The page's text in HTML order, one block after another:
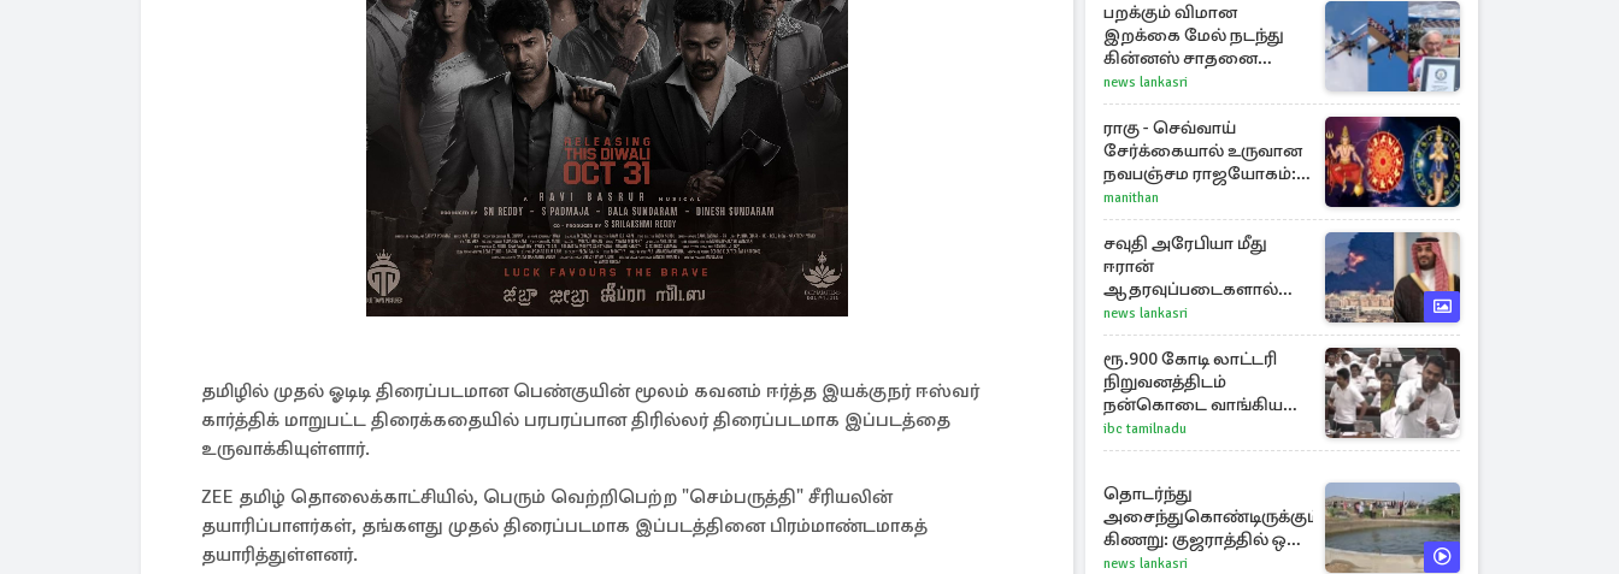
தமிழில் முதல் ஓடிடி திரைப்படமான பெண்குயின் மூலம் கவனம் ஈர்த்த இயக்குநர் ஈஸ்வர்
கார்த்திக் மாறுபட்ட திரைக்கதையில் பரபரப்பான திரில்லர் திரைப்படமாக இப்படத்தை
உருவாக்கியுள்ளார்.
ZEE தமிழ் தொலைக்காட்சியில், பெரும் வெற்றிபெற்ற "செம்பருத்தி" சீரியலின்
தயாரிப்பாளர்கள், தங்களது முதல் திரைப்படமாக இப்படத்தினை பிரம்மாண்டமாகத்
தயாரித்துள்ளனர்.
பறக்கும் விமான
இறக்கை மேல் நடந்து
கின்னஸ் சாதனை
படைத்த 97 வயது
மூதாட்டி
news lankasri
ராகு - செவ்வாய்
சேர்க்கையால் உருவான
நவபஞ்சம ராஜயோகம்:
அதிர்ஷ்டம் பெறும் 3
ராசிகள்!
manithan
சவுதி அரேபியா மீது
ஈரான்
ஆதரவுப்படைகளால்
இருமுனைத் தாக்குதல்:
நெருக்கடியில் மத்திய
கிழக்கு
news lankasri
ரூ.900 கோடி லாட்டரி
நிறுவனத்திடம்
நன்கொடை வாங்கியது
ஏன்? உதயநிதி - ஆதவ்
விவாதம்
ibc tamilnadu
தொடர்ந்து
அசைந்துகொண்டிருக்கும்
கிணறு: குஜராத்தில் ஒரு
சுவாரஸ்ய நிகழ்வு
news lankasri